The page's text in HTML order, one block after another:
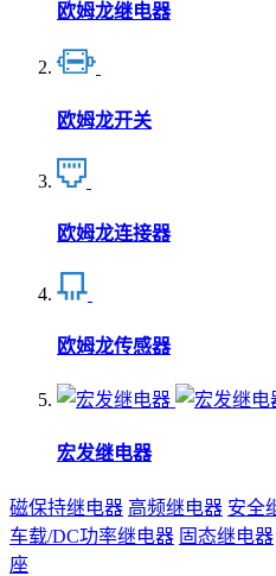
欧姆龙继电器
欧姆龙开关
欧姆龙连接器
欧姆龙传感器
宏发继电器
磁保持继电器 高频继电器 安全
车载/DC功率继电器 固态继电器
座